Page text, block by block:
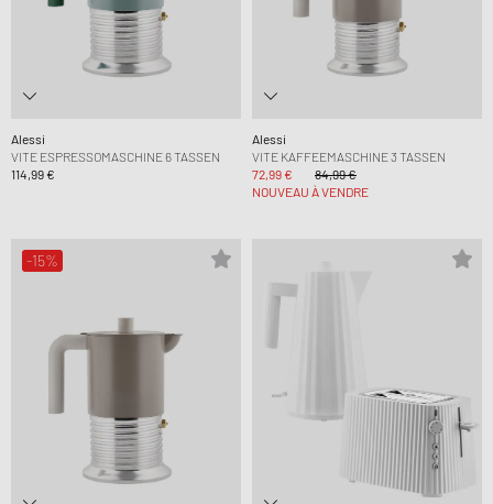
Alessi
VITE ESPRESSOMASCHINE 6 TASSEN
114,99 €
Alessi
VITE KAFFEEMASCHINE 3 TASSEN
72,99 €
84,99 €
NOUVEAU À VENDRE
-15%